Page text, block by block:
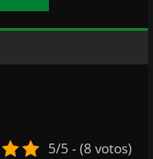
5/5 - (8 votos)